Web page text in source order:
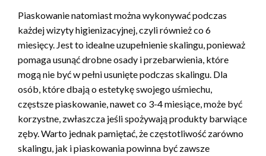
Piaskowanie natomiast można wykonywać podczas
każdej wizyty higienizacyjnej, czyli również co 6
miesięcy. Jest to idealne uzupełnienie skalingu, ponieważ
pomaga usunąć drobne osady i przebarwienia, które
mogą nie być w pełni usunięte podczas skalingu. Dla
osób, które dbają o estetykę swojego uśmiechu,
częstsze piaskowanie, nawet co 3-4 miesiące, może być
korzystne, zwłaszcza jeśli spożywają produkty barwiące
zęby. Warto jednak pamiętać, że częstotliwość zarówno
skalingu, jak i piaskowania powinna być zawsze